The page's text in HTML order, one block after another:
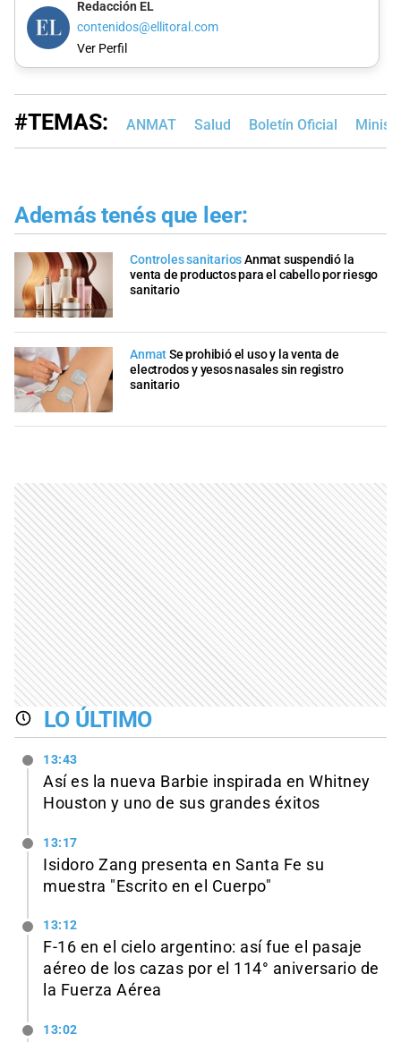
Redacción EL
contenidos@ellitoral.com
Ver Perfil
#TEMAS: ANMAT Salud Boletín Oficial
Además tenés que leer:
Controles sanitariosAnmat suspendió la
venta de productos para el cabello por riesgo
sanitario
AnmatSe prohibió el uso y la venta de
electrodos y yesos nasales sin registro
sanitario
LO ÚLTIMO
13:43
Así es la nueva Barbie inspirada en Whitney
Houston y uno de sus grandes éxitos
13:17
Isidoro Zang presenta en Santa Fe su
muestra "Escrito en el Cuerpo"
13:12
F-16 en el cielo argentino: así fue el pasaje
aéreo de los cazas por el 114° aniversario de
la Fuerza Aérea
13:02